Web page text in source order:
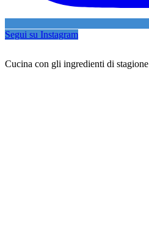
Segui su Instagram
Cucina con gli ingredienti di stagione